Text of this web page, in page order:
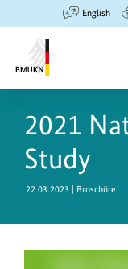
Hauptinhalt
springen
Suche
springen
Hauptnavigation
springen
English
Umwelt,
Naturschutz
2021
Study
22.03.2023 | Broschüre